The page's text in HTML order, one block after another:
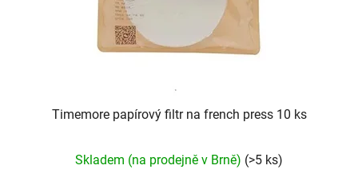
Timemore papírový filtr na french press 10 ks
Skladem (na prodejně v Brně) (>5 ks)